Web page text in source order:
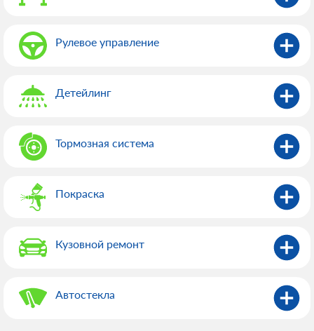
Рулевое управление
Детейлинг
Тормозная система
Покраска
Кузовной ремонт
Автостекла